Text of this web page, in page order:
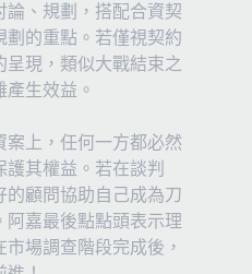
論、規劃，搭配合資契
劃的重點。若僅視契約
現，類似大戰結束之
生效益。
案上，任何一方都必然
其權益。若在談判
的顧問協助自己成為刀
阿嘉最後點點頭表示理
場調查階段完成後，